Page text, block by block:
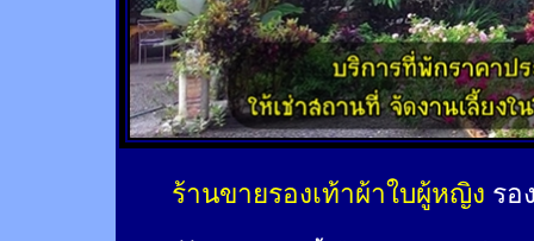
ร้านขายรองเท้าผ้าใบผู้หญิง รอ